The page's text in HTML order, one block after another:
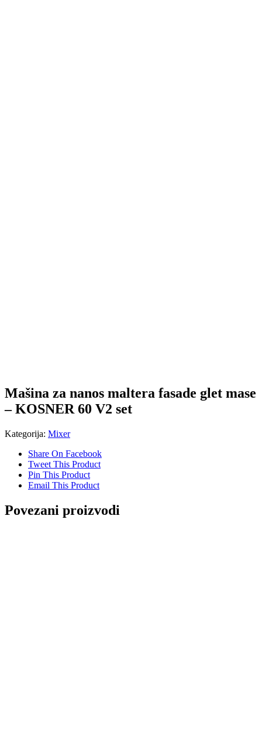
Mašina za nanos maltera fasade glet mase
– KOSNER 60 V2 set
Kategorija: Mixer
Share On Facebook
Tweet This Product
Pin This Product
Email This Product
Povezani proizvodi